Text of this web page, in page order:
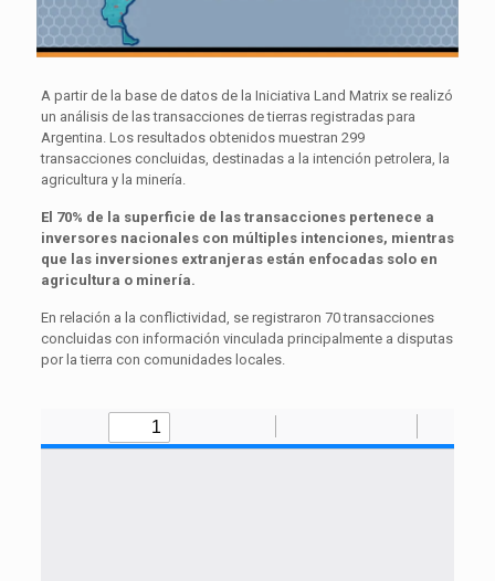
A partir de la base de datos de la Iniciativa Land Matrix se realizó
un análisis de las transacciones de tierras registradas para
Argentina. Los resultados obtenidos muestran 299
transacciones concluidas, destinadas a la intención petrolera, la
agricultura y la minería.
El 70% de la superficie de las transacciones pertenece a
inversores nacionales con múltiples intenciones, mientras
que las inversiones extranjeras están enfocadas solo en
agricultura o minería.
En relación a la conflictividad, se registraron 70 transacciones
concluidas con información vinculada principalmente a disputas
por la tierra con comunidades locales.